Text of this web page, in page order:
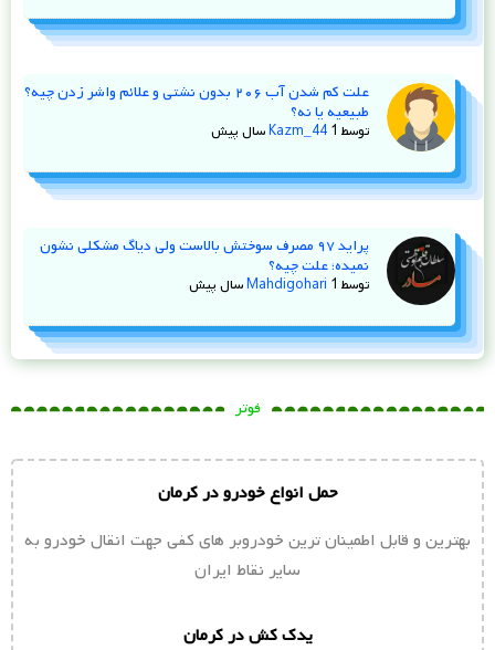
علت کم شدن آب ۲۰۶ بدون نشتی و علائم واشر زدن چیه؟
طبیعیه یا نه؟
توسط Kazm_44 1 سال پیش
پراید ۹۷ مصرف سوختش بالاست ولی دیاگ مشکلی نشون
نمیده؛ علت چیه؟
توسط Mahdigohari 1 سال پیش
فوتر
حمل انواع خودرو در کرمان
بهترین و قابل اطمینان ترین خودروبر های کفی جهت انقال خودرو به
سایر نقاط ایران
یدک کش در کرمان